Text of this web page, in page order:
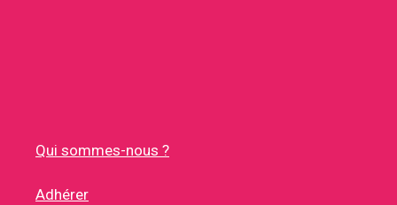
Qui sommes-nous ?
Adhérer